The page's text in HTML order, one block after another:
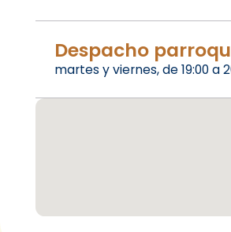
Despacho
martes y viernes, de 19:00